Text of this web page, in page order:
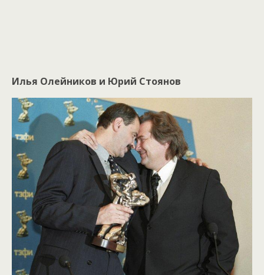
Илья Олейников и Юрий Стоянов